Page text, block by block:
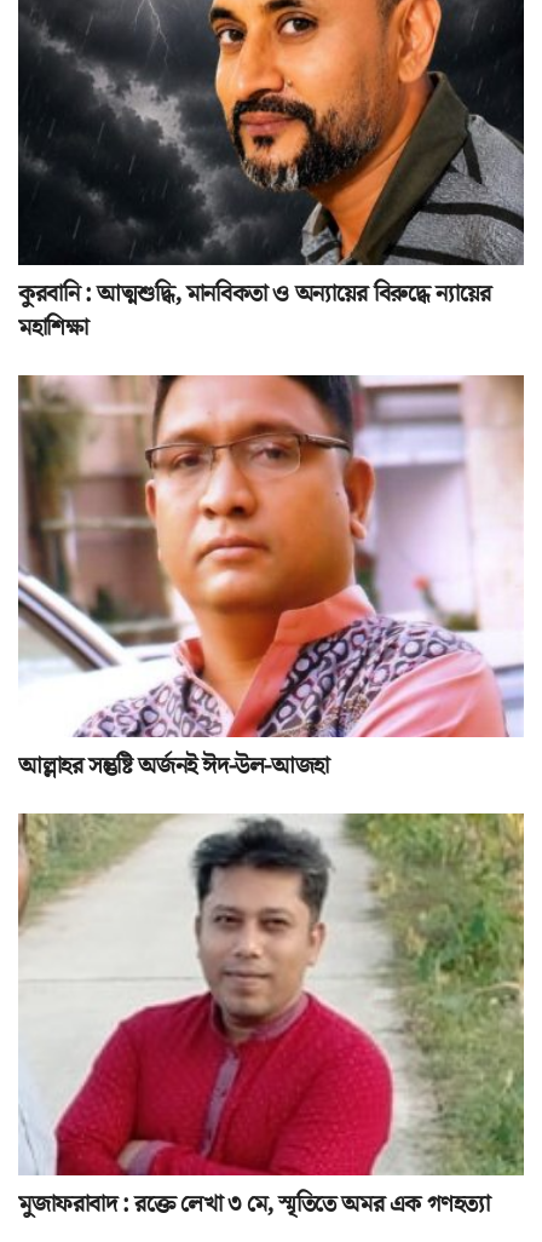
কুরবানি : আত্মশুদ্ধি, মানবিকতা ও অন্যায়ের বিরুদ্ধে ন্যায়ের
মহাশিক্ষা
আল্লাহর সন্তুষ্টি অর্জনই ঈদ-উল-আজহা
মুজাফরাবাদ : রক্তে লেখা ৩ মে, স্মৃতিতে অমর এক গণহত্যা